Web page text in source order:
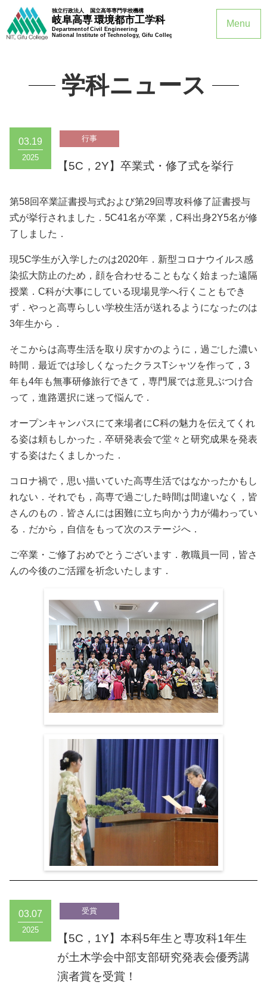
Menu
学科ニュース
03.19
2025
【5C，2Y】卒業式・修了式を挙行
第58回卒業証書授与式および第29回専攻科修了証書授与
式が挙行されました．5C41名が卒業，C科出身2Y5名が修
了しました．
現5C学生が入学したのは2020年．新型コロナウイルス感
染拡大防止のため，顔を合わせることもなく始まった遠隔
授業．C科が大事にしている現場見学へ行くこともでき
ず．やっと高専らしい学校生活が送れるようになったのは
3年生から．
そこからは高専生活を取り戻すかのように，過ごした濃い
時間．最近では珍しくなったクラスTシャツを作って，3
年も4年も無事研修旅行できて，専門展では意見ぶつけ合
って，進路選択に迷って悩んで．
オープンキャンパスにて来場者にC科の魅力を伝えてくれ
る姿は頼もしかった．卒研発表会で堂々と研究成果を発表
する姿はたくましかった．
コロナ禍で，思い描いていた高専生活ではなかったかもし
れない．それでも，高専で過ごした時間は間違いなく，皆
さんのもの．皆さんには困難に立ち向かう力が備わってい
る．だから，自信をもって次のステージへ．
ご卒業・ご修了おめでとうございます．教職員一同，皆さ
んの今後のご活躍を祈念いたします．
03.07
2025
【5C，1Y】本科5年生と専攻科1年生
が土木学会中部支部研究発表会優秀講
演者賞を受賞！